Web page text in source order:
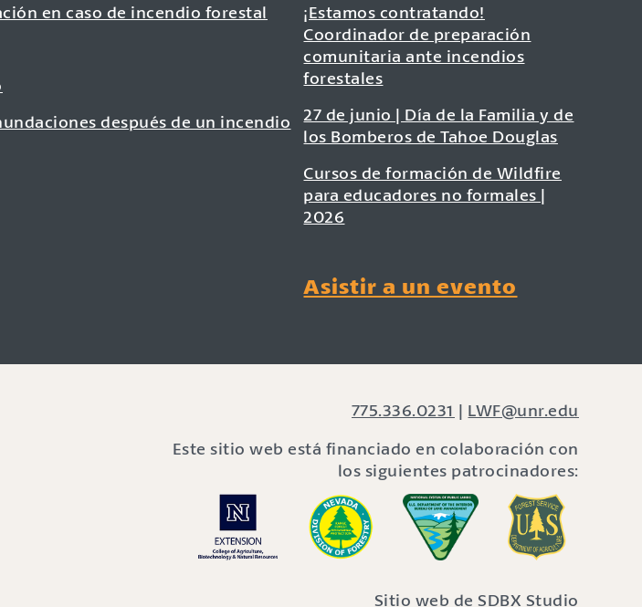
en caso de incendio forestal
después de un incendio
¡Estamos contratando!
Coordinador de preparación
comunitaria ante incendios
forestales
27 de junio | Día de la Familia y de
los Bomberos de Tahoe Douglas
Cursos de formación de Wildfire
para educadores no formales |
2026
Asistir a un evento
Instagram
fuego Twitter
775.336.0231 | LWF@unr.edu
Este sitio web está financiado en colaboración con
los siguientes patrocinadores:
Sitio web deSDBX Studio